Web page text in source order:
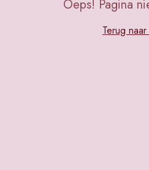
Oeps! Pagina
Terug